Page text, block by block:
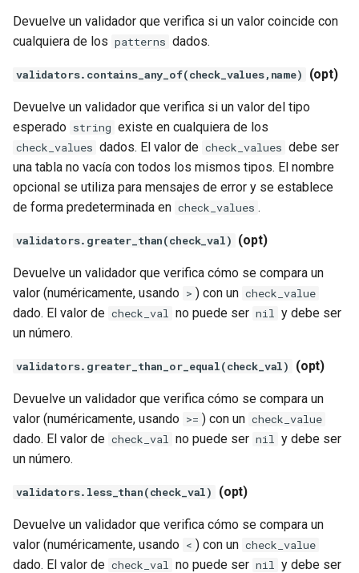
Devuelve un validador que verifica si un valor coincide con
cualquiera de los patterns dados.
validators.contains_any_of(check_values,name) (opt)
Devuelve un validador que verifica si un valor del tipo
esperado string existe en cualquiera de los
check_values dados. El valor de check_values debe ser
una tabla no vacía con todos los mismos tipos. El nombre
opcional se utiliza para mensajes de error y se establece
de forma predeterminada en check_values .
validators.greater_than(check_val) (opt)
Devuelve un validador que verifica cómo se compara un
valor (numéricamente, usando > ) con un check_value
dado. El valor de check_val no puede ser nil y debe ser
un número.
validators.greater_than_or_equal(check_val) (opt)
Devuelve un validador que verifica cómo se compara un
valor (numéricamente, usando >= ) con un check_value
dado. El valor de check_val no puede ser nil y debe ser
un número.
validators.less_than(check_val) (opt)
Devuelve un validador que verifica cómo se compara un
valor (numéricamente, usando < ) con un check_value
dado. El valor de check_val no puede ser nil y debe ser